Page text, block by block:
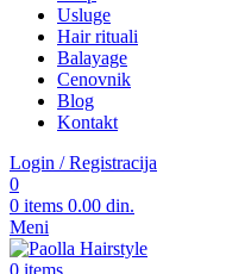
Usluge
Hair rituali
Balayage
Cenovnik
Blog
Kontakt
Login / Registracija
0
0 items 0.00 din.
Meni
0 items